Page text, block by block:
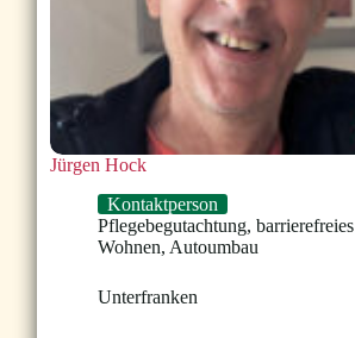
Jürgen Hock
Kontaktperson
Pflegebegutachtung, barrierefreies
Wohnen, Autoumbau
Unterfranken